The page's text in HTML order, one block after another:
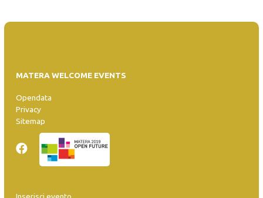
MATERA WELCOME EVENTS
Opendata
Privacy
Sitemap
Inserisci evento